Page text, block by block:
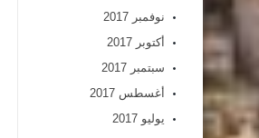
نوفمبر 2017
أكتوبر 2017
سبتمبر 2017
أغسطس 2017
يوليو 2017